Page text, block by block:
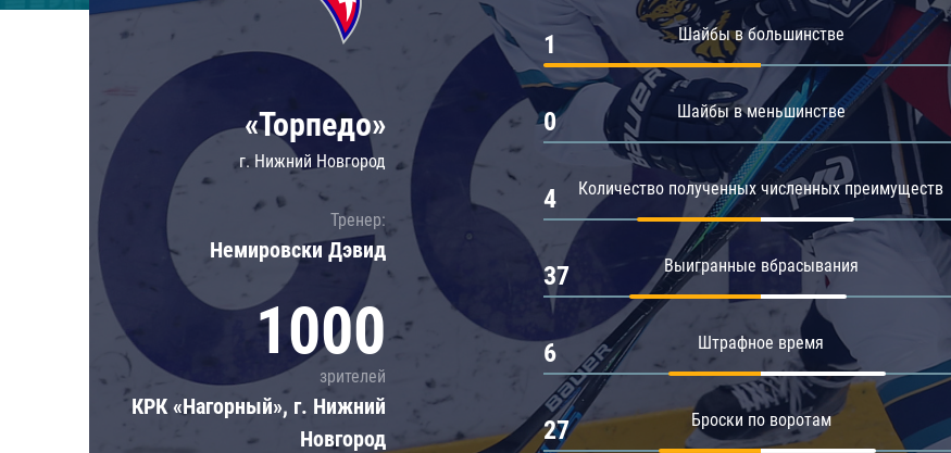
Локомотив
Северсталь
Шанхайские Драконы
Салават Юлаев
Сибирь
«Торпедо»
г. Нижний Новгород
Тренер:
Немировски Дэвид
1000
зрителей
КРК «Нагорный», г. Нижний
Новгород
Шайбы в большинстве
1
Шайбы в меньшинстве
0
Количество полученных численных преимуществ
4
Выигранные вбрасывания
37
Штрафное время
6
Броски по воротам
27